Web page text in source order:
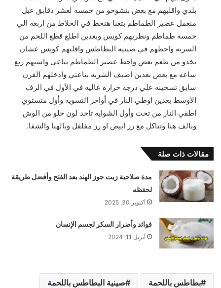
بلدي واقلبهم مع بعض بتشوحو من خمسه لعشر دقايق عبل
منعمل عصير الطماطم بتعنا هنحط في الخلاط من اربعه الي
خمسه طماطم ونطربهم كويس وبعدين اطلع قطع اللحم من
السربه واحطهم في صينيه البطاطس واقلبهم كويس عشان
يخدو من طعم بعض واحط عصير الطماطم بتاعي واسبهم ربع
ساعه مع بعض بعدين اضيف الشربه بتاعتي وادخلهم الفرن
سابق تسخينه علي درجه حراره عاليه في الأول في الرف
الأوسط بعدين اوطي النار في أواخر التسويه وأول متستوي
اطفي النار من تحت وأول الشوايه تاخد لون حلو من الوش
وبالف هنا وتتاكل مع رز ابيض او رز مفلفل وبالهنا والشفا.
مقالات ذات صلة
مدة صلاحية زيت جوز الهند بعد الفتح وأفضل طريقة
لحفظه
أكتوبر 30, 2025
فوائد وأضرار السكر لجسم الإنسان
أبريل 11, 2024
بطاطس باللحمة صينية البطاطس باللحمة